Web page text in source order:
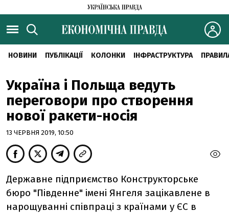
НОВИНИ ПУБЛІКАЦІЇ КОЛОНКИ ІНФРАСТРУКТУРА
Україна і Польща ведуть
переговори про створення
нової ракети-носія
13 ЧЕРВНЯ 2019, 10:50
Державне підприємство Конструкторське
бюро "Південне" імені Янгеля зацікавлене в
нарощуванні співпраці з країнами у ЄС в